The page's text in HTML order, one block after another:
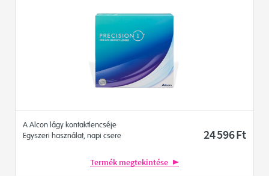
A Alcon lágy kontaktlencséje
Egyszeri használat, napi csere
24 596Ft
Termék megtekintése